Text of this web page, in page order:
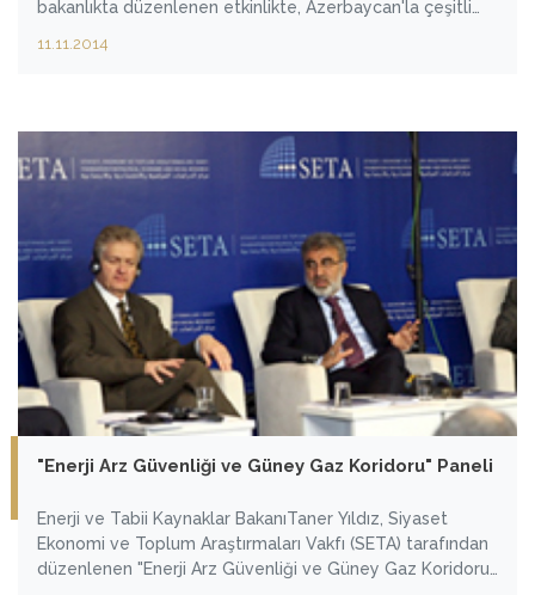
bakanlıkta düzenlenen etkinlikte, Azerbaycan'la çeşitli
11.11.2014
"Enerji Arz Güvenliği ve Güney Gaz Koridoru" Paneli
Enerji ve Tabii Kaynaklar BakanıTaner Yıldız, Siyaset
Ekonomi ve Toplum Araştırmaları Vakfı (SETA) tarafından
düzenlenen "Enerji Arz Güvenliği ve Güney Gaz Koridoru"